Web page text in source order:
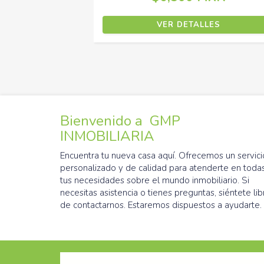
VER DETALLES
Bienvenido a GMP
INMOBILIARIA
Encuentra tu nueva casa aquí. Ofrecemos un
personalizado y de calidad para atenderte en
tus necesidades sobre el mundo inmobiliario. Si
necesitas asistencia o tienes preguntas, siéntete
de contactarnos. Estaremos dispuestos a ayudarte.